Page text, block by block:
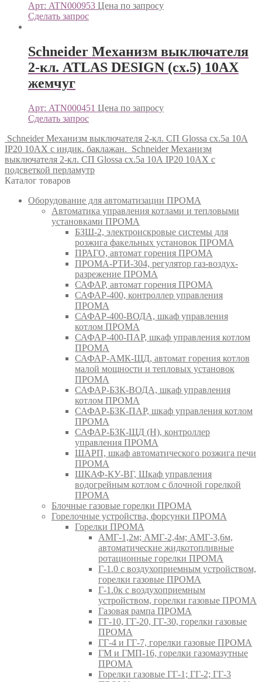
Арт: ATN000953 Цена по запросу
Сделать запрос
Schneider Механизм выключателя
2-кл. ATLAS DESIGN (сх.5) 10АХ
жемчуг
Арт: ATN000451 Цена по запросу
Сделать запрос
Schneider Механизм выключателя 2-кл. СП Glossa сх.5а 10А
IP20 10AX с индик. баклажан. Schneider Механизм
выключателя 2-кл. СП Glossa сх.5а 10А IP20 10AX с
подсветкой перламутр
Каталог товаров
Оборудование для автоматизации ПРОМА
Автоматика управления котлами и тепловыми
установками ПРОМА
БЗШ-2, электроискровые системы для
розжига факельных установок ПРОМА
ПРАГО, автомат горения ПРОМА
ПРОМА-РТИ-304, регулятор газ-воздух-
разрежение ПРОМА
САФАР, автомат горения ПРОМА
САФАР-400, контроллер управления
ПРОМА
САФАР-400-ВОДА, шкаф управления
котлом ПРОМА
САФАР-400-ПАР, шкаф управления котлом
ПРОМА
САФАР-АМК-ЩД, автомат горения котлов
малой мощности и тепловых установок
ПРОМА
САФАР-БЗК-ВОДА, шкаф управления
котлом ПРОМА
САФАР-БЗК-ПАР, шкаф управления котлом
ПРОМА
САФАР-БЗК-ЩД (Н), контроллер
управления ПРОМА
ШАРП, шкаф автоматического розжига печи
ПРОМА
ШКАФ-КУ-ВГ, Шкаф управления
водогрейным котлом с блочной горелкой
ПРОМА
Блочные газовые горелки ПРОМА
Горелочные устройства, форсунки ПРОМА
Горелки ПРОМА
АМГ-1,2м; АМГ-2,4м; АМГ-3,6м,
автоматические жидкотопливные
ротационные горелки ПРОМА
Г-1.0 с воздухоприемным устройством,
горелки газовые ПРОМА
Г-1.0к с воздухоприемным
устройством, горелки газовые ПРОМА
Газовая рампа ПРОМА
ГГ-10, ГГ-20, ГГ-30, горелки газовые
ПРОМА
ГГ-4 и ГГ-7, горелки газовые ПРОМА
ГМ и ГМП-16, горелки газомазутные
ПРОМА
Горелки газовые ГГ-1; ГГ-2; ГГ-3